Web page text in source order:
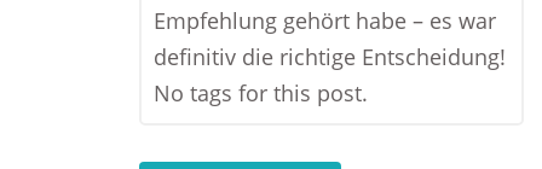
Empfehlung gehört habe – es war
definitiv die richtige Entscheidung!
No tags for this post.